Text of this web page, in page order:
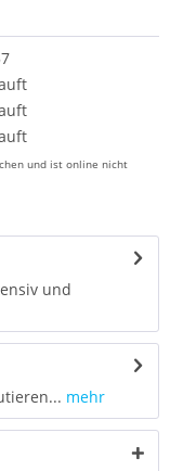
und ist online nicht
und
mehr